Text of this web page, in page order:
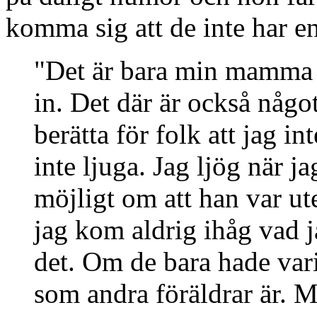
komma sig att de inte har
"Det är bara min
in. Det där är också
berätta för folk att jag
inte ljuga. Jag ljög när
möjligt om att han var
jag kom aldrig ihåg vad
det. Om de bara hade
som andra föräldrar är.